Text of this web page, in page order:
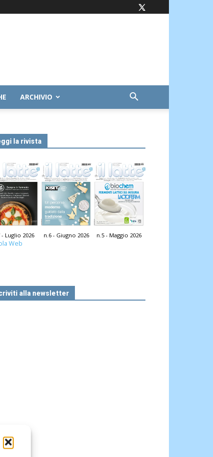
ARCHIVIO
la rivista
- Luglio 2026 n.6 - Giugno 2026 n.5 - Maggio 2026
Web
alla newsletter